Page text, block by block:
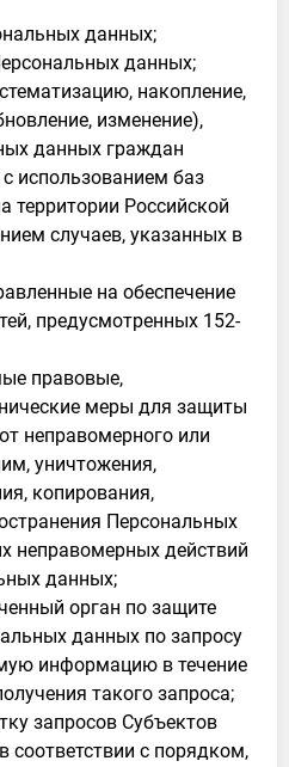
данных;
данных;
накопление,
изменение),
данных граждан
использованием баз
территории Российской
случаев, указанных в
на обеспечение
предусмотренных 152-
правовые,
меры для защиты
неправомерного или
уничтожения,
копирования,
Персональных
неправомерных действий
данных;
орган по защите
данных по запросу
информацию в течение
такого запроса;
запросов Субъектов
соответствии с порядком,